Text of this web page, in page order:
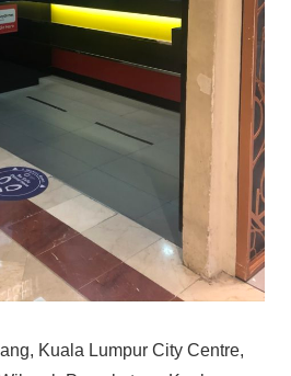
Kuala Lumpur City Centre,